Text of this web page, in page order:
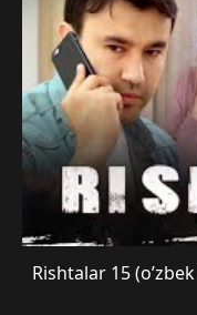
Rishtalar 15